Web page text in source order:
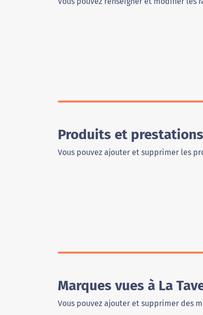
Produits et
Vous pouvez ajouter et supprimer les
Marques vues à La
Vous pouvez ajouter et supprimer des